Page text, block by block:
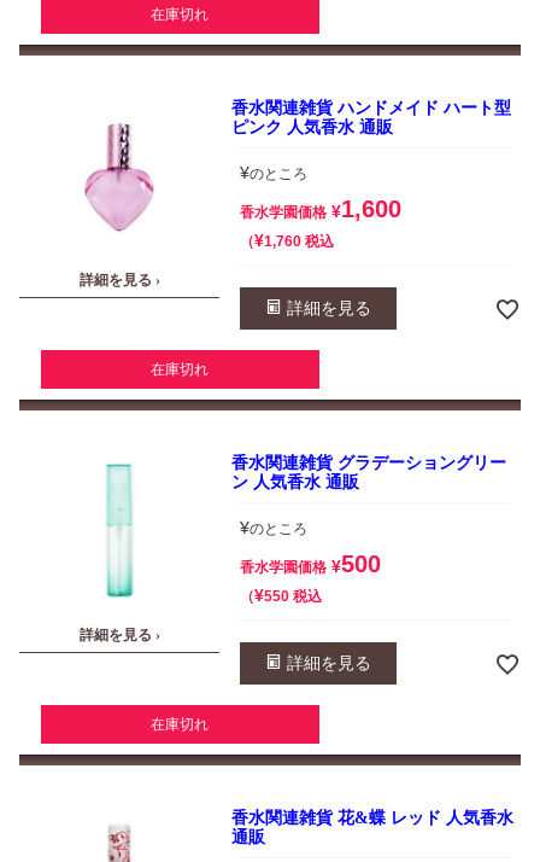
在庫切れ
詳細を見る ›
香水関連雑貨 ハンドメイド ハート型
ピンク 人気香水 通販
¥のところ
香水学園価格 ¥1,600
¥1,760 税込
詳細を見る
在庫切れ
詳細を見る ›
香水関連雑貨 グラデーショングリー
ン 人気香水 通販
¥のところ
香水学園価格 ¥500
¥550 税込
詳細を見る
在庫切れ
香水関連雑貨 花&蝶 レッド 人気香水
通販